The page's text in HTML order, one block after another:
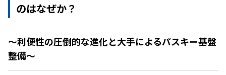
のはなぜか？
〜利便性の圧倒的な進化と大手によるパスキー基盤
整備〜